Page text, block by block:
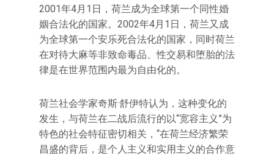
2001年4月1日，荷兰成为全球第一个同性婚
姻合法化的国家。2002年4月1日，荷兰又成
为全球第一个安乐死合法化的国家，同时荷兰
在对待大麻等非致命毒品、性交易和堕胎的法
律是在世界范围内最为自由化的。
荷兰社会学家奇斯·舒伊特认为，这种变化的
发生，与荷兰在二战后流行的以“宽容主义”为
特色的社会特征密切相关，“在荷兰经济繁荣
昌盛的背后，是个人主义和实用主义的合作意